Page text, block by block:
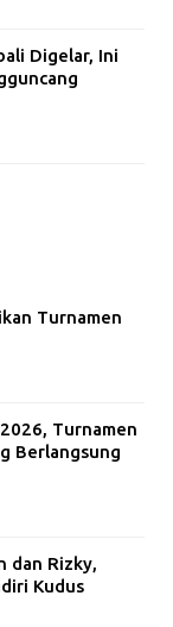
Digelar, Ini
Turnamen
Turnamen
Berlangsung
dan Rizky,
Kudus